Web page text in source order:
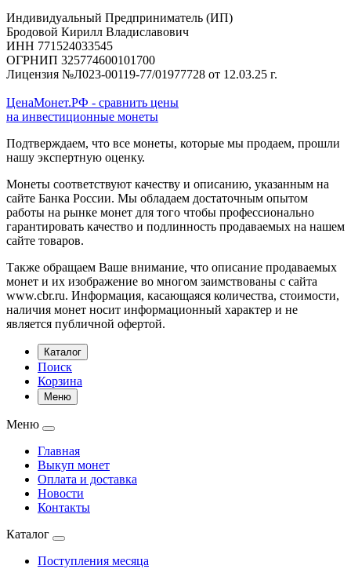
Индивидуальный Предприниматель (ИП)
Бродовой Кирилл Владиславович
ИНН 771524033545
ОГРНИП 325774600101700
Лицензия №Л023-00119-77/01977728 от 12.03.25 г.
ЦенаМонет.РФ - сравнить цены
на инвестиционные монеты
Подтверждаем, что все монеты, которые мы продаем, прошли
нашу экспертную оценку.
Монеты соответствуют качеству и описанию, указанным на
сайте Банка России. Мы обладаем достаточным опытом
работы на рынке монет для того чтобы профессионально
гарантировать качество и подлинность продаваемых на нашем
сайте товаров.
Также обращаем Ваше внимание, что описание продаваемых
монет и их изображение во многом заимствованы с сайта
www.cbr.ru. Информация, касающаяся количества, стоимости,
наличия монет носит информационный характер и не
является публичной офертой.
Каталог
Поиск
Корзина
Меню
Меню
Главная
Выкуп монет
Оплата и доставка
Новости
Контакты
Каталог
Поступления месяца